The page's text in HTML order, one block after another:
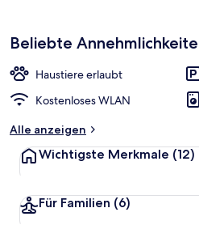
Beliebte
Haustiere erlaubt
Kostenloses WLAN
Alle anzeigen
Wichtigste Merkmale (12)
Für Familien (6)